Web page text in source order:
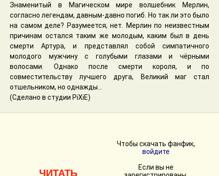
Знаменитый в Магическом мире волшебник Мерлин,
согласно легендам, давным-давно погиб. Но так ли это было
на самом деле? Разумеется, нет. Мерлин по неизвестным
причинам остался таким же молодым, каким был в день
смерти Артура, и представлял собой симпатичного
молодого мужчину с голубыми глазами и чёрными
волосами. Однако после смерти короля, и по
совместительству лучшего друга, Великий маг стал
отшельником, но однажды...
(Сделано в студии PiXiE)
ЧИТАТЬ
Чтобы скачать фанфик,
войдите
Если вы не